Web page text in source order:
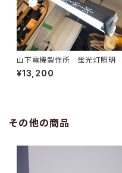
山下電機製作所 蛍光灯照明
¥13,200
その他の商品